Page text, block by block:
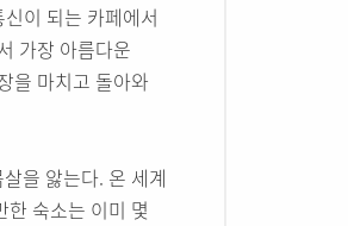
이 되는 카페에서
가장 아름다운
을 마치고 돌아와
을 앓는다. 온 세계
숙소는 이미 몇